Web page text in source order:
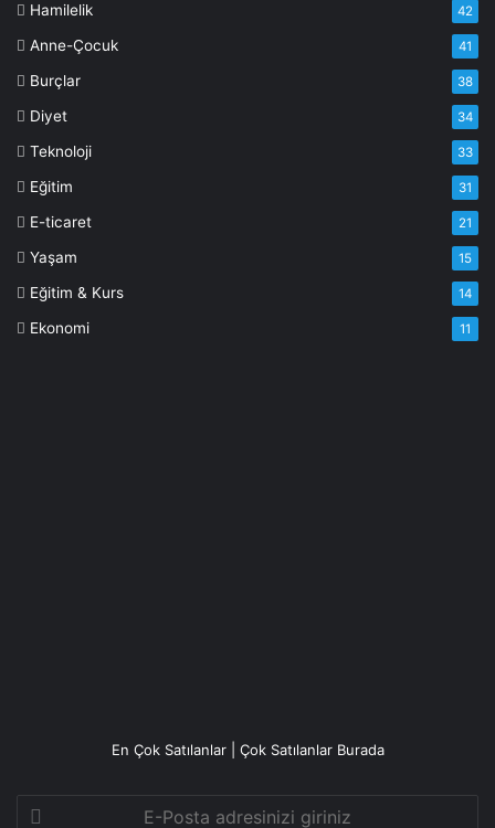
Hamilelik 42
Anne-Çocuk 41
Burçlar 38
Diyet 34
Teknoloji 33
Eğitim 31
E-ticaret 21
Yaşam 15
Eğitim & Kurs 14
Ekonomi 11
En Çok Satılanlar | Çok Satılanlar Burada